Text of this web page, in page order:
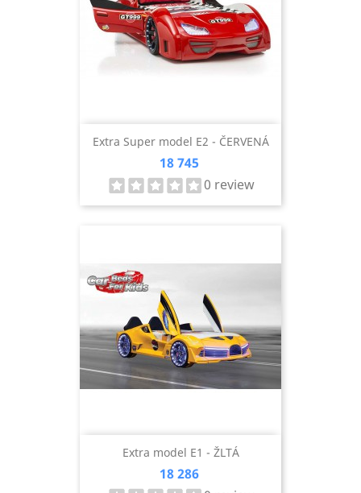
Extra Super model E2 - ČERVENÁ
Cena
18 745
0 review
Extra model E1 - ŽLTÁ
Cena
18 286